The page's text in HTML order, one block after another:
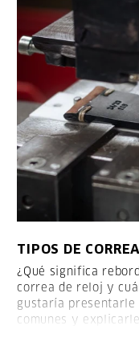
TIPOS DE
¿Qué significa
correa de reloj y
gustaría presentarle
comunes y